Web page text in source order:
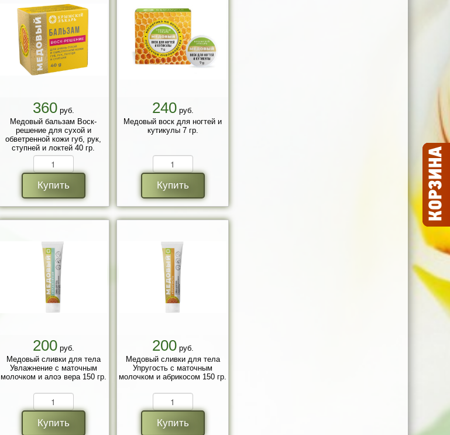
360руб.
Медовый бальзам Воск-
решение для сухой и
обветренной кожи губ, рук,
ступней и локтей 40 гр.
Купить
240руб.
Медовый воск для ногтей и
кутикулы 7 гр.
Купить
200руб.
Медовый сливки для тела
Увлажнение с маточным
молочком и алоэ вера 150 гр.
Купить
200руб.
Медовый сливки для тела
Упругость с маточным
молочком и абрикосом 150 гр.
Купить